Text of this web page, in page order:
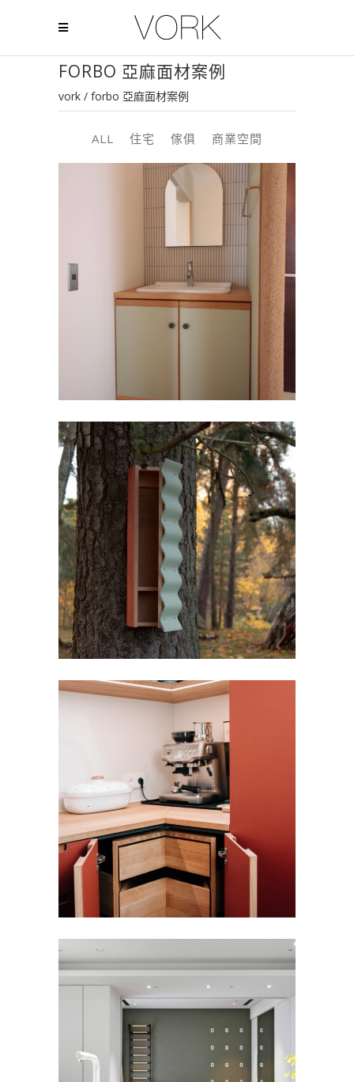
FORBO 亞麻面材案例
vork / forbo 亞麻面材案例
ALL 住宅 傢俱 商業空間
櫃體 | RYOTAKUROIWA | 日本
FORBO FURNITURE LINOLEUM,住宅
櫃體 | SIMON BÅGSTAM | 瑞典
FORBO FURNITURE LINOLEUM,傢俱
櫃體 | STUDIO H‘KO | 德國
FORBO FURNITURE LINOLEUM
俱
牆面 | 史提爾家具 | 臺灣
FORBO FURNITURE LINOLEUM, 住宅